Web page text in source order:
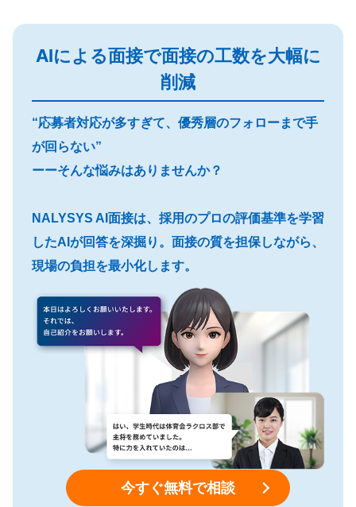
AIによる面接で面接の工数を大幅に
削減
“応募者対応が多すぎて、優秀層のフォローまで手
が回らない”
ーーそんな悩みはありませんか？
NALYSYS AI面接は、採用のプロの評価基準を学習
したAIが回答を深掘り。面接の質を担保しながら、
現場の負担を最小化します。
今すぐ無料で相談